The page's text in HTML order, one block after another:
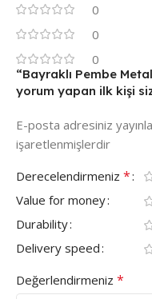
0
0
0
“Bayraklı Pembe
yorum yapan ilk kişi
E-posta adresiniz
işaretlenmişlerdir
Derecelendirmeniz *
Value for money
Durability
Delivery speed
Değerlendirmeniz *